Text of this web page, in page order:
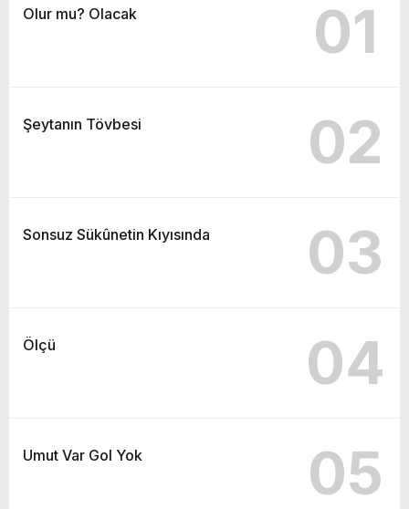
Olur mu? Olacak 01
Şeytanın Tövbesi 02
Sonsuz Sükûnetin Kıyısında 03
Ölçü 04
Umut Var Gol Yok 05